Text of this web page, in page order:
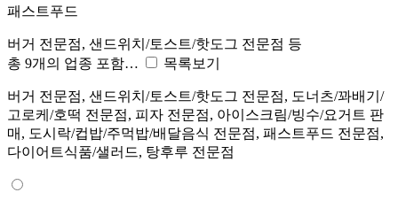
패스트푸드
버거 전문점, 샌드위치/토스트/핫도그 전문점 등
총 9개의 업종 포함…
목록보기
버거 전문점, 샌드위치/토스트/핫도그 전문점, 도너츠/꽈배기/
고로케/호떡 전문점, 피자 전문점, 아이스크림/빙수/요거트 판
매, 도시락/컵밥/주먹밥/배달음식 전문점, 패스트푸드 전문점,
다이어트식품/샐러드, 탕후루 전문점